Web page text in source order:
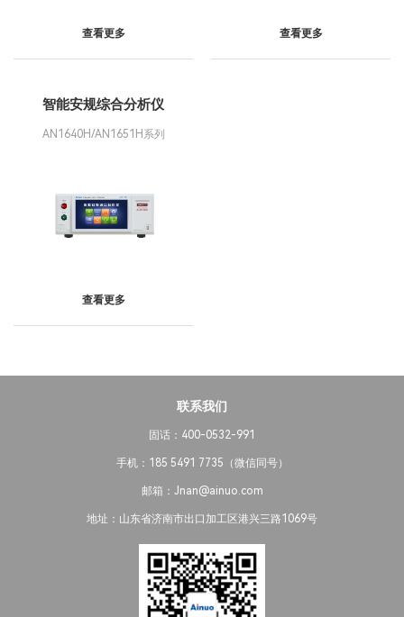
查看更多 查看更多
智能安规综合分析仪
AN1640H/AN1651H系列
查看更多
联系我们
固话：400-0532-991
手机：185 5491 7735（微信同号）
邮箱：Jnan@ainuo.com
地址：山东省济南市出口加工区港兴三路1069号